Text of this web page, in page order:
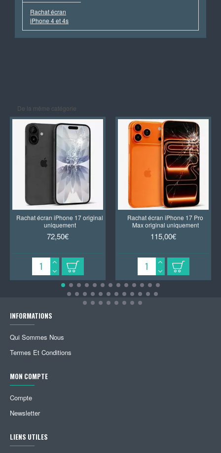
Rachat écran
iPhone 4 et 4s
De la même catégorie
Rachat écran iPhone 17 original
uniquement
72,50€
Rachat écran iPhone 17 Pro
Max original uniquement
115,00€
INFORMATIONS
Qui Sommes Nous
Termes Et Conditions
MON COMPTE
Compte
Newsletter
LIENS UTILES